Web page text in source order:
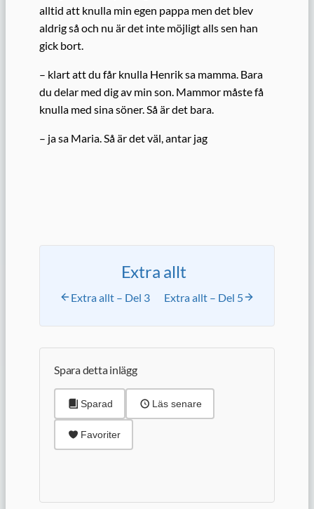
alltid att knulla min egen pappa men det blev
aldrig så och nu är det inte möjligt alls sen han
gick bort.
– klart att du får knulla Henrik sa mamma. Bara
du delar med dig av min son. Mammor måste få
knulla med sina söner. Så är det bara.
– ja sa Maria. Så är det väl, antar jag
Extra allt
Extra allt – Del 3 Extra allt – Del 5
Spara detta inlägg
Sparad Läs senare
Favoriter